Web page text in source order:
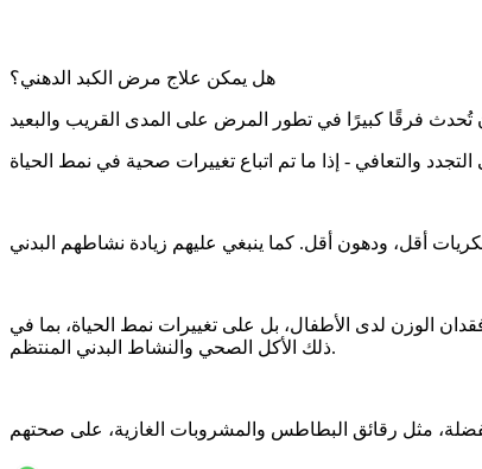
هل يمكن علاج مرض الكبد الدهني؟
الوزن لدى الأطفال، بل على تغييرات نمط الحياة، بما في
ذلك الأكل الصحي والنشاط البدني المنتظم.